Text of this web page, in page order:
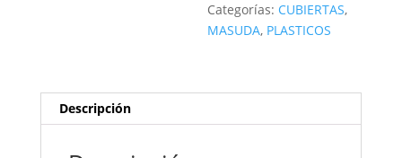
Categorías: CUBIERTAS,
MASUDA, PLASTICOS
Descripción